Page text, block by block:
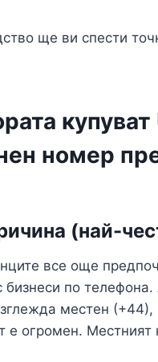
ще ви спести
купуват
номер
(най-
все още
бизнеси по телефона.
местен (+44),
е огромен. Местният